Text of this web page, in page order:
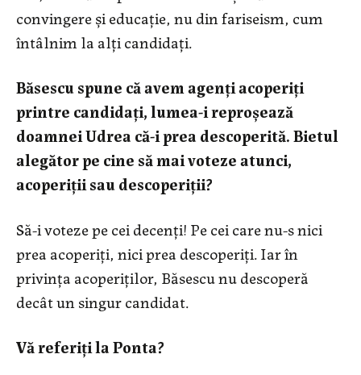
convingere şi educaţie, nu din fariseism, cum
întâlnim la alţi candidaţi.
Băsescu spune că avem agenţi acoperiţi
printre candidaţi, lumea-i reproşează
doamnei Udrea că-i prea descoperită. Bietul
alegător pe cine să mai voteze atunci,
acoperiţii sau descoperiţii?
Să-i voteze pe cei decenţi! Pe cei care nu-s nici
prea acoperiţi, nici prea descoperiţi. Iar în
privinţa acoperiţilor, Băsescu nu descoperă
decât un singur candidat.
Vă referiţi la Ponta?